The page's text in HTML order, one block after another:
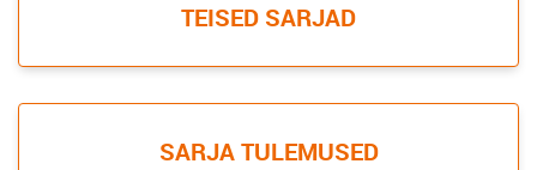
TEISED SARJAD
SARJA TULEMUSED